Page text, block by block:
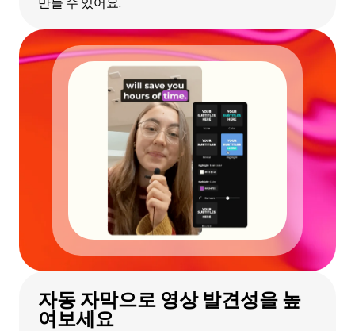
자동 자막으로 영상 발견성을 높
여보세요